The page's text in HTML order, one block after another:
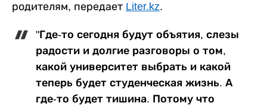
родителям, передает Liter.kz.
"Где-то сегодня будут объятия, слезы
радости и долгие разговоры о том,
какой университет выбрать и какой
теперь будет студенческая жизнь. А
где-то будет тишина. Потому что